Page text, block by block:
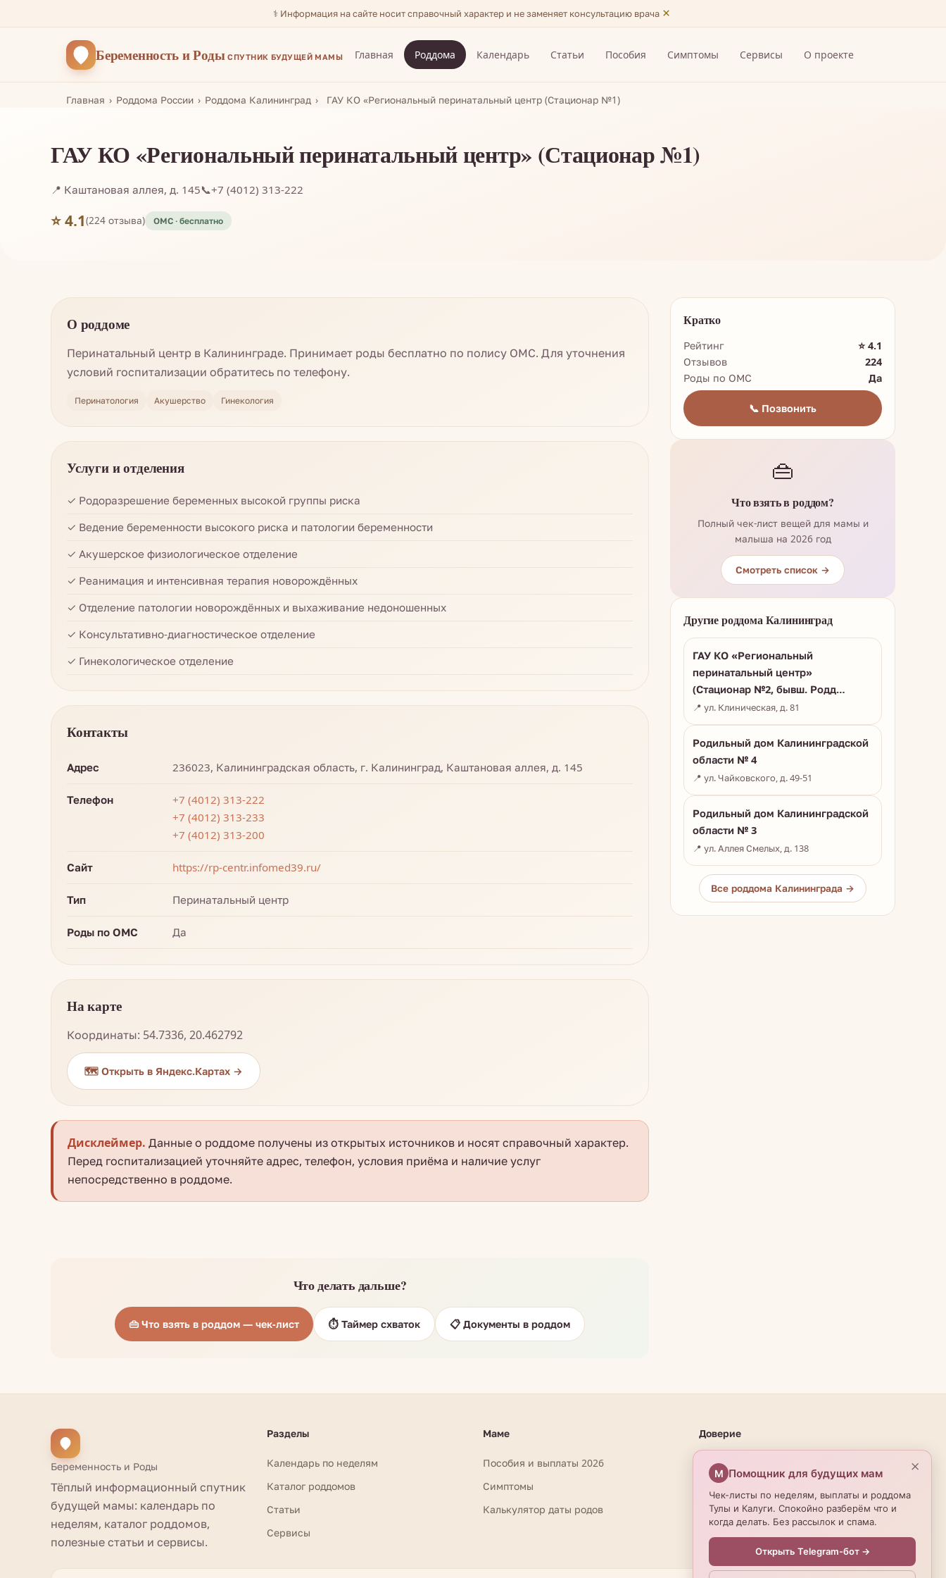
⚕️ Информация на сайте носит справочный характер и не заменяет консультацию врача ×
Беременностьи Роды СПУТНИК БУДУЩЕЙ МАМЫ Главная Роддома Календарь Статьи Пособия Симптомы Сервисы О проекте
Главная Роддома России Роддома Калининград ГАУ КО «Региональный перинатальный центр (Стационар №1)
ГАУ КО «Региональный перинатальный центр» (Стационар №1)
📍 Каштановая аллея, д. 145📞+7 (4012) 313-222
⭐ 4.1(224 отзыва)
О роддоме
Перинатальный центр в Калининграде. Принимает роды бесплатно по полису ОМС. Для уточнения
условий госпитализации обратитесь по телефону.
Перинатология Акушерство Гинекология
Услуги и отделения
✓ Родоразрешение беременных высокой группы риска
✓ Ведение беременности высокого риска и патологии беременности
✓ Акушерское физиологическое отделение
✓ Реанимация и интенсивная терапия новорождённых
✓ Отделение патологии новорождённых и выхаживание недоношенных
✓ Консультативно-диагностическое отделение
✓ Гинекологическое отделение
Контакты
Адрес 236023, Калининградская область, г. Калининград, Каштановая аллея, д. 145
Телефон
+7 (4012) 313-222
+7 (4012) 313-233
+7 (4012) 313-200
Сайт https://rp-centr.infomed39.ru/
Тип Перинатальный центр
Роды по ОМС Да
На карте
Координаты: 54.7336, 20.462792
🗺️ Открыть в Яндекс.Картах →
Дисклеймер. Данные о роддоме получены из открытых источников и носят справочный характер.
Перед госпитализацией уточняйте адрес, телефон, условия приёма и наличие услуг
непосредственно в роддоме.
Кратко
Рейтинг
⭐ 4.1
Отзывов
224
Роды по ОМС
Да
📞 Позвонить
👜
Что взять в роддом?
Полный чек-лист вещей для мамы и
малыша на 2026 год
Смотреть список →
Другие роддома Калининград
ГАУ КО «Региональный
перинатальный центр»
(Стационар №2, бывш. Родд…
📍 ул. Клиническая, д. 81
Родильный дом Калининградской
области № 4
📍 ул. Чайковского, д. 49-51
Родильный дом Калининградской
области № 3
📍 ул. Аллея Смелых, д. 138
Все роддома Калининграда →
Что делать дальше?
👜 Что взять в роддом — чек-лист ⏱️ Таймер схваток 📋 Документы в роддом
Беременность и Роды
Тёплый информационный спутник
будущей мамы: календарь по
неделям, каталог роддомов,
полезные статьи и сервисы.
Разделы
Календарь по неделям
Каталог роддомов
Статьи
Сервисы
Маме
Пособия и выплаты 2026
Симптомы
Калькулятор даты родов
Доверие
О проекте
Эксперты
Редакционная политика
М Помощник для будущих мам
Чек-листы по неделям, выплаты и роддома
Тулы и Калуги. Спокойно разберём что и
когда делать. Без рассылок и спама.
Открыть Telegram-бот →
×